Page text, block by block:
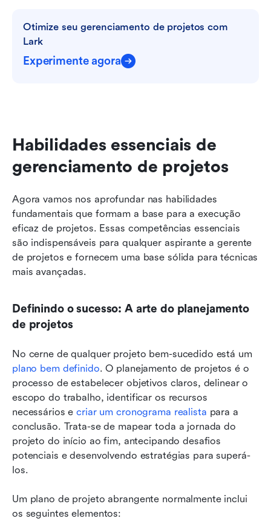
Otimize seu gerenciamento de projetos com
Lark
Experimente agora
Habilidades essenciais de
gerenciamento de projetos
Agora vamos nos aprofundar nas habilidades
fundamentais que formam a base para a execução
eficaz de projetos. Essas competências essenciais
são indispensáveis para qualquer aspirante a gerente
de projetos e fornecem uma base sólida para técnicas
mais avançadas.
Definindo o sucesso: A arte do planejamento
de projetos
No cerne de qualquer projeto bem-sucedido está um
plano bem definido. O planejamento de projetos é o
processo de estabelecer objetivos claros, delinear o
escopo do trabalho, identificar os recursos
necessários e criar um cronograma realista para a
conclusão. Trata-se de mapear toda a jornada do
projeto do início ao fim, antecipando desafios
potenciais e desenvolvendo estratégias para superá-
los.
Um plano de projeto abrangente normalmente inclui
os seguintes elementos: